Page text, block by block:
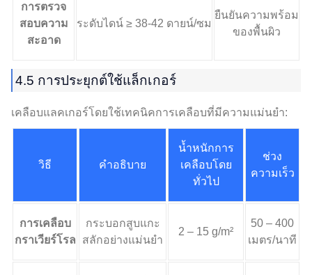
การตรวจ
สอบความ
สะอาด
ระดับไดน์ ≥ 38-42 ดายน์/ซม
ยืนยันความพร้อม
ของพื้นผิว
4.5 การประยุกต์ใช้แล็กเกอร์
เคลือบแลคเกอร์โดยใช้เทคนิคการเคลือบที่มีความแม่นยำ:
วิธี คำอธิบาย
น้ำหนักการ
เคลือบโดย
ทั่วไป
ช่วง
ความเร็ว
การเคลือบ
กราเวียร์โรล
กระบอกสูบแกะ
สลักอย่างแม่นยำ
2 – 15 g/m²
50 – 400
เมตร/นาที